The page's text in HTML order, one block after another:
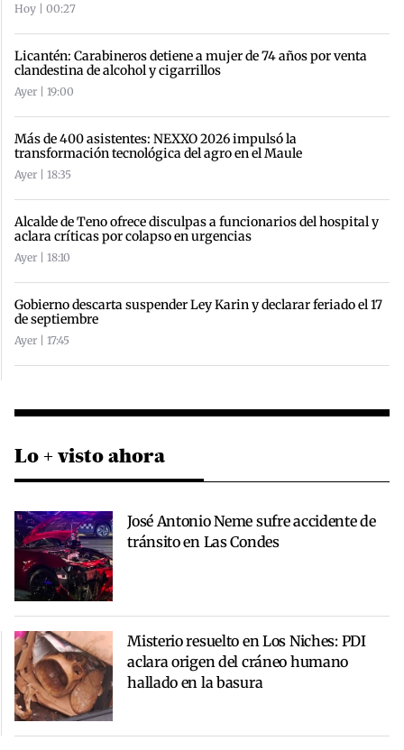
Hoy | 00:27
Licantén: Carabineros detiene a mujer de 74 años por venta
clandestina de alcohol y cigarrillos
Ayer | 19:00
Más de 400 asistentes: NEXXO 2026 impulsó la
transformación tecnológica del agro en el Maule
Ayer | 18:35
Alcalde de Teno ofrece disculpas a funcionarios del hospital y
aclara críticas por colapso en urgencias
Ayer | 18:10
Gobierno descarta suspender Ley Karin y declarar feriado el 17
de septiembre
Ayer | 17:45
Lo + visto ahora
José Antonio Neme sufre accidente de
tránsito en Las Condes
Misterio resuelto en Los Niches: PDI
aclara origen del cráneo humano
hallado en la basura